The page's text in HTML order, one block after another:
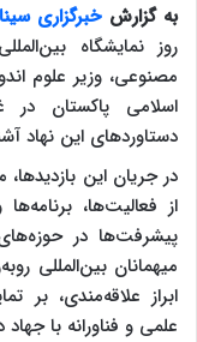
به گزارشخبرگزاری
روز نمایشگاه
مصنوعی، وزیر علوم
اسلامی پاکستان در
دستاوردهای این نهاد
در جریان این
از فعالیت‌ها،
پیشرفت‌ها در حوزه‌های
میهمانان بین‌المللی
ابراز علاقه‌مندی،
علمی و فناورانه با